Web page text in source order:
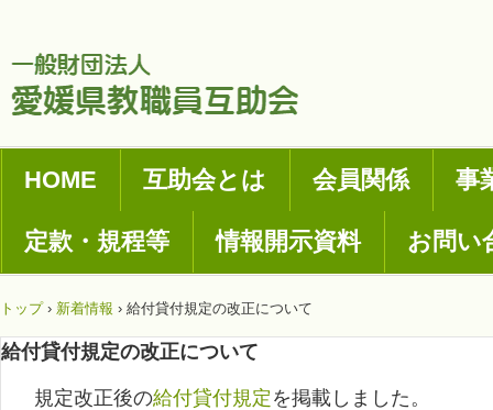
HOME 互助会とは 会員関係 事
定款・規程等 情報開示資料 お問い
トップ › 新着情報 › 給付貸付規定の改正について
給付貸付規定の改正について
規定改正後の給付貸付規定 を掲載しました。